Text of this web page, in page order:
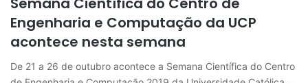
Engenharia e Computação da UCP
acontece nesta semana
De 21 a 26 de outubro acontece a Semana Científica do Centro